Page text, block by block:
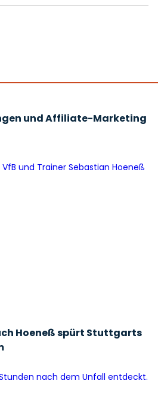
und Affiliate-Marketing
Hoeneß spürt Stuttgarts